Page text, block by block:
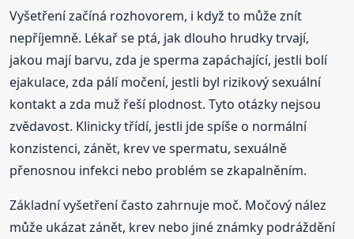
Vyšetření začíná rozhovorem, i když to může znít
nepříjemně. Lékař se ptá, jak dlouho hrudky trvají,
jakou mají barvu, zda je sperma zapáchající, jestli bolí
ejakulace, zda pálí močení, jestli byl rizikový sexuální
kontakt a zda muž řeší plodnost. Tyto otázky nejsou
zvědavost. Klinicky třídí, jestli jde spíše o normální
konzistenci, zánět, krev ve spermatu, sexuálně
přenosnou infekci nebo problém se zkapalněním.
Základní vyšetření často zahrnuje moč. Močový nález
může ukázat zánět, krev nebo jiné známky podráždění